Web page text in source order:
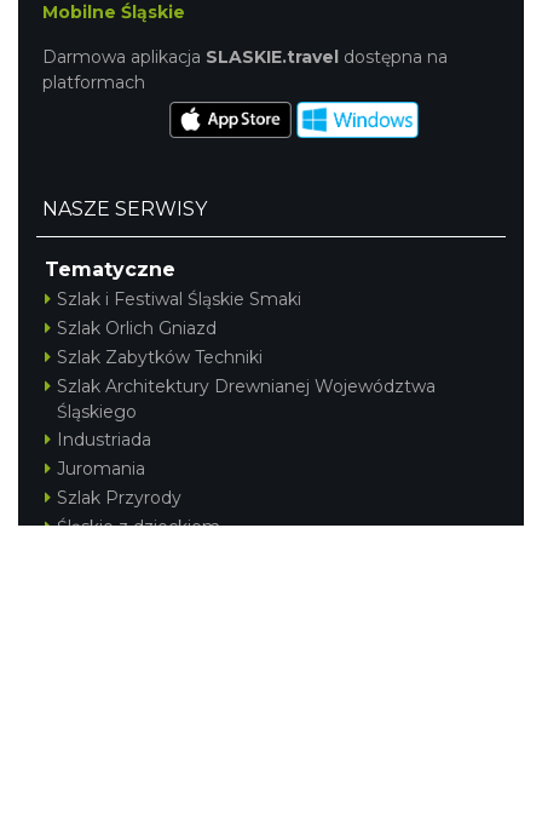
Mobilne Śląskie
Darmowa aplikacja SLASKIE.travel dostępna na
platformach
NASZE SERWISY
Tematyczne
Szlak i Festiwal Śląskie Smaki
Szlak Orlich Gniazd
Szlak Zabytków Techniki
Szlak Architektury Drewnianej Województwa
Śląskiego
Industriada
Juromania
Szlak Przyrody
Śląskie z dzieckiem